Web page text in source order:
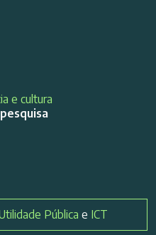
e cultura
Pública e ICT